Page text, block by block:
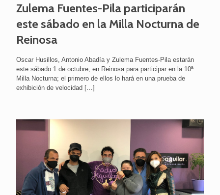
Zulema Fuentes-Pila participarán
este sábado en la Milla Nocturna de
Reinosa
Oscar Husillos, Antonio Abadía y Zulema Fuentes-Pila estarán
este sábado 1 de octubre, en Reinosa para participar en la 10ª
Milla Nocturna; el primero de ellos lo hará en una prueba de
exhibición de velocidad […]